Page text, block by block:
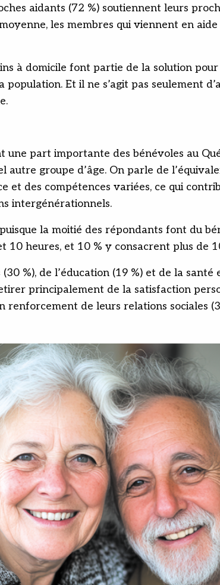
aidants (72 %) soutiennent leurs
les membres qui viennent en
à domicile font partie de la solution
Et il ne s’agit pas seulement
part importante des bénévoles au
autre groupe d’âge. On parle de
et des compétences variées, ce qui
intergénérationnels.
la moitié des répondants font du
10 heures, et 10 % y consacrent plus de
%), de l’éducation (19 %) et de la santé
principalement de la satisfaction
renforcement de leurs relations sociales